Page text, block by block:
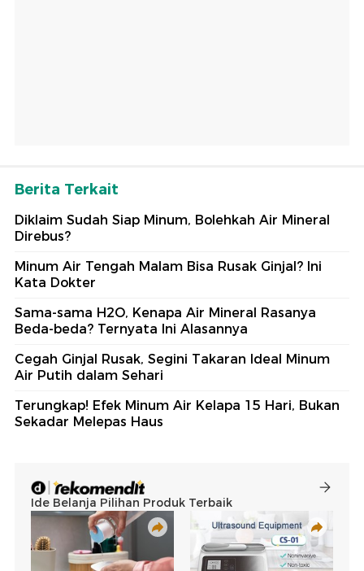
Berita Terkait
Diklaim Sudah Siap Minum, Bolehkah Air Mineral
Direbus?
Minum Air Tengah Malam Bisa Rusak Ginjal? Ini
Kata Dokter
Sama-sama H2O, Kenapa Air Mineral Rasanya
Beda-beda? Ternyata Ini Alasannya
Cegah Ginjal Rusak, Segini Takaran Ideal Minum
Air Putih dalam Sehari
Terungkap! Efek Minum Air Kelapa 15 Hari, Bukan
Sekadar Melepas Haus